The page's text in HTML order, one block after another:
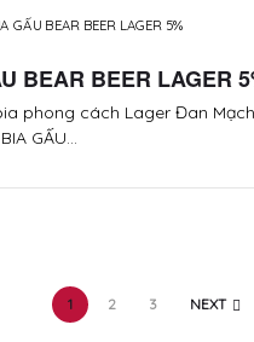
BEAR BEER LAGER
phong cách Lager Đan
GẤU…
1 2 3 NEXT